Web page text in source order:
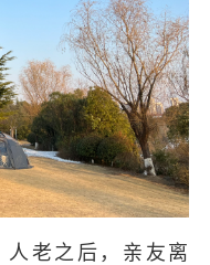
老之后，亲友离